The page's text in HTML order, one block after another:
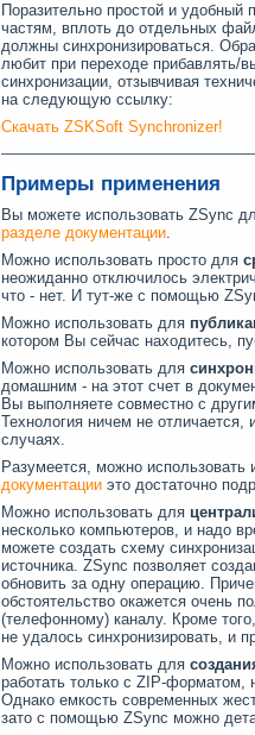
Поразительно простой и удобный
частям, вплоть до отдельных
должны синхронизироваться.
любит при переходе прибавлять/
синхронизации, отзывчивая
на следующую ссылку:
Скачать ZSKSoft Synchronizer!
Примеры применения
Вы можете использовать ZSync
разделе документации.
Можно использовать просто для
неожиданно отключилось
что - нет. И тут-же с помощью
Можно использовать для
котором Вы сейчас находитесь,
Можно использовать для
домашним - на этот счет в
Вы выполняете совместно с
Технология ничем не отличается,
случаях.
Разумеется, можно
документации это достаточно
Можно использовать для
несколько компьютеров, и надо
можете создать схему
источника. ZSync позволяет
обновить за одну операцию.
обстоятельство окажется очень
(телефонному) каналу. Кроме
не удалось синхронизировать, и
Можно использовать для
работать только с ZIP-
Однако емкость современных
зато с помощью ZSync можно